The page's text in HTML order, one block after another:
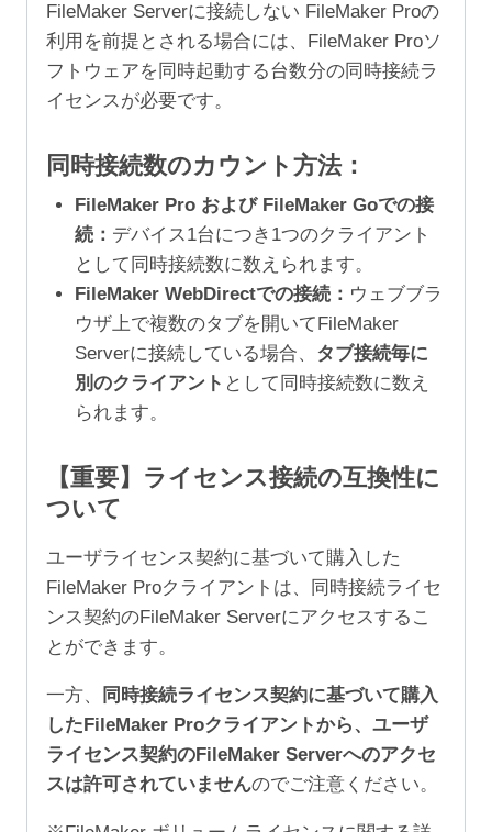
FileMaker Serverに接続しない FileMaker Proの
利用を前提とされる場合には、FileMaker Proソ
フトウェアを同時起動する台数分の同時接続ラ
イセンスが必要です。
同時接続数のカウント方法：
FileMaker Pro および FileMaker Goでの接
続： デバイス1台につき1つのクライアント
として同時接続数に数えられます。
FileMaker WebDirectでの接続： ウェブブラ
ウザ上で複数のタブを開いてFileMaker
Serverに接続している場合、 タブ接続毎に
別のクライアント として同時接続数に数え
られます。
【重要】ライセンス接続の互換性に
ついて
ユーザライセンス契約に基づいて購入した
FileMaker Proクライアントは、同時接続ライセ
ンス契約のFileMaker Serverにアクセスするこ
とができます。
一方、
同時接続ライセンス契約に基づいて購入
したFileMaker Proクライアントから、ユーザ
ライセンス契約のFileMaker Serverへのアクセ
スは許可されていませんのでご注意ください。